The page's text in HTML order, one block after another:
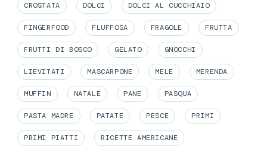
CROSTATA DOLCI DOLCI AL CUCCHIAIO
FINGERFOOD FLUFFOSA FRAGOLE FRUTTA
FRUTTI DI BOSCO GELATO GNOCCHI
LIEVITATI MASCARPONE MELE MERENDA
MUFFIN NATALE PANE PASQUA
PASTA MADRE PATATE PESCE PRIMI
PRIMI PIATTI RICETTE AMERICANE